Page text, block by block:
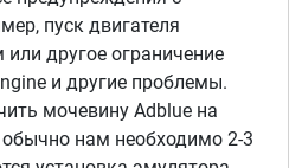
пуск двигателя
другое ограничение
и другие проблемы.
мочевину Adblue на
нам необходимо 2-3